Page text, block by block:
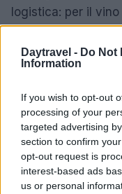
Daytravel - Do Not
Information
If you wish to opt-out
processing of your
targeted advertising
section to confirm
opt-out request is
interest-based ads
us or personal
logistica: per il
treni del vino, per
Pegli è cucinata
Tirano laFiera di
manifestazioni
tipici, incontrare
collaterali come
Consigli pratici